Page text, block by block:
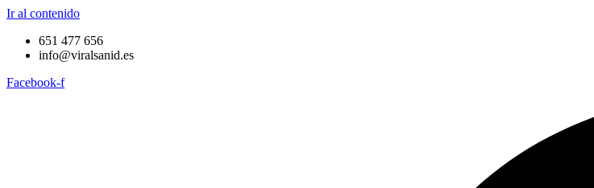
Ir al contenido
651 477 656
info@viralsanid.es
Facebook-f